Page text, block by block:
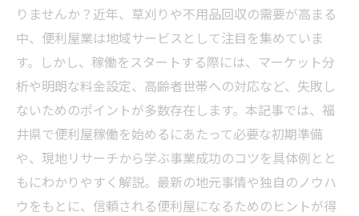
りませんか？近年、草刈りや不用品回収の需要が高まる
中、便利屋業は地域サービスとして注目を集めていま
す。しかし、稼働をスタートする際には、マーケット分
析や明朗な料金設定、高齢者世帯への対応など、失敗し
ないためのポイントが多数存在します。本記事では、福
井県で便利屋稼働を始めるにあたって必要な初期準備
や、現地リサーチから学ぶ事業成功のコツを具体例とと
もにわかりやすく解説。最新の地元事情や独自のノウハ
ウをもとに、信頼される便利屋になるためのヒントが得